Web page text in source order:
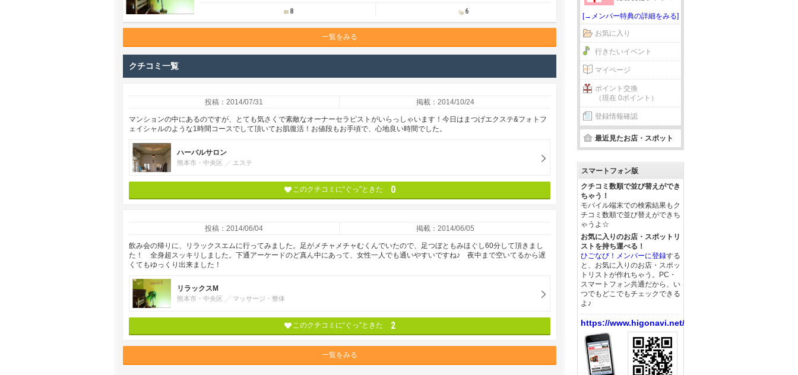
8 6
一覧をみる
クチコミ一覧
投稿：2014/07/31 掲載：2014/10/24
マンションの中にあるのですが、とても気さくで素敵なオーナーセラピストがいらっしゃいます！今日はまつげエクステ&フォトフ
ェイシャルのような1時間コースでして頂いてお肌復活！お値段もお手頃で、心地良い時間でした。
ハーバルサロン
熊本市・中央区 エステ
このクチコミに“ぐっ”ときた 0
投稿：2014/06/04 掲載：2014/06/05
飲み会の帰りに、リラックスエムに行ってみました。足がメチャメチャむくんでいたので、足つぼともみほぐし60分して頂きまし
た！ 全身超スッキリしました。下通アーケードのど真ん中にあって、女性一人でも通いやすいですね♪ 夜中まで空いてるから遅
くてもゆっくり出来ました！
リラックスM
熊本市・中央区 マッサージ・整体
このクチコミに“ぐっ”ときた 2
一覧をみる
[→メンバー特典の詳細をみる]
お気に入り
行きたいイベント
マイページ
ポイント交換
（現在 0ポイント）
登録情報確認
最近見たお店・スポット
スマートフォン版
クチコミ数順で並び替えができ
ちゃう！
モバイル端末での検索結果もク
チコミ数順で並び替えができち
ゃうよ☆
お気に入りのお店・スポットリ
ストを持ち運べる！
ひごなび！メンバーに登録する
と、お気に入りのお店・スポッ
トリストが作れちゃう。PC・
スマートフォン共通だから、い
つでもどこでもチェックできる
よ♪
https://www.higonavi.net/